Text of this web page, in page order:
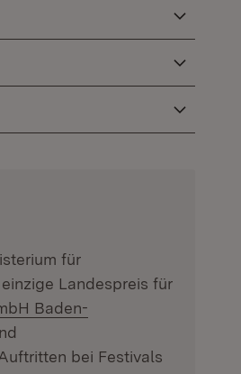
Fenster)
für
Landespreis für
Baden-
bei Festivals